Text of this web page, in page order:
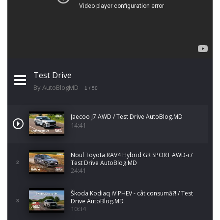
Test Drive
By AutoBlogMD 1 / 50
Jaecoo J7 AWD / Test Drive AutoBlog.MD
14:41
2
Noul Toyota RAV4 Hybrid GR SPORT AWD-i /
Test Drive AutoBlog.MD
24:41
3
Škoda Kodiaq iV PHEV - cât consumă?! / Test
Drive AutoBlog.MD
10:34